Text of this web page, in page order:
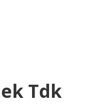
Tdk